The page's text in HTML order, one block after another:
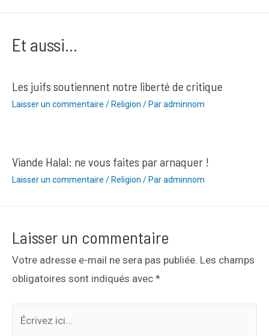
Et aussi...
Les juifs soutiennent notre liberté de critique
Laisser un commentaire / Religion / Paradminnom
Viande Halal: ne vous faites par arnaquer !
Laisser un commentaire / Religion / Paradminnom
Laisser un commentaire
Votre adresse e-mail ne sera pas publiée. Les champs
obligatoires sont indiqués avec *